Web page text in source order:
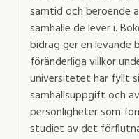
samtid och beroende
samhälle de lever i.
bidrag ger en levande
föränderliga villkor
universitetet har fyllt
samhällsuppgift och
personligheter som
studiet av det